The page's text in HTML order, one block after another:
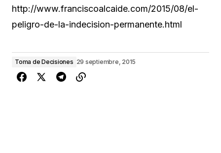
http://www.franciscoalcaide.com/2015/08/el-
peligro-de-la-indecision-permanente.html
Toma de Decisiones 29 septiembre, 2015